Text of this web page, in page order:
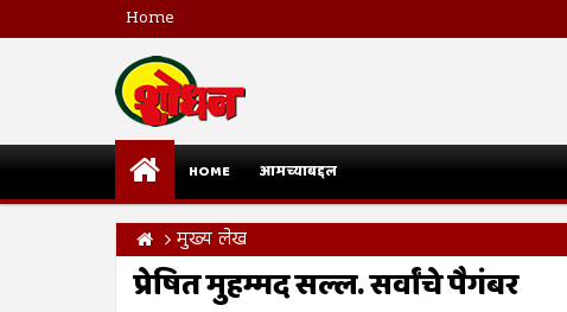
Home
HOME आमच्याबद्दल
मुख्य लेख
प्रेषित मुहम्मद सल्ल. सर्वांचे पैगंबर